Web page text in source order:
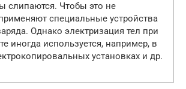
слипаются. Чтобы это не
специальные устройства
Однако электризация тел при
иногда используется, например, в
установках и др.